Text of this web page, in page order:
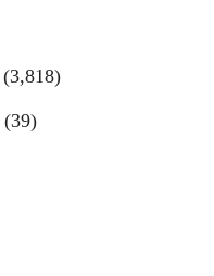
(3,818)
(39)